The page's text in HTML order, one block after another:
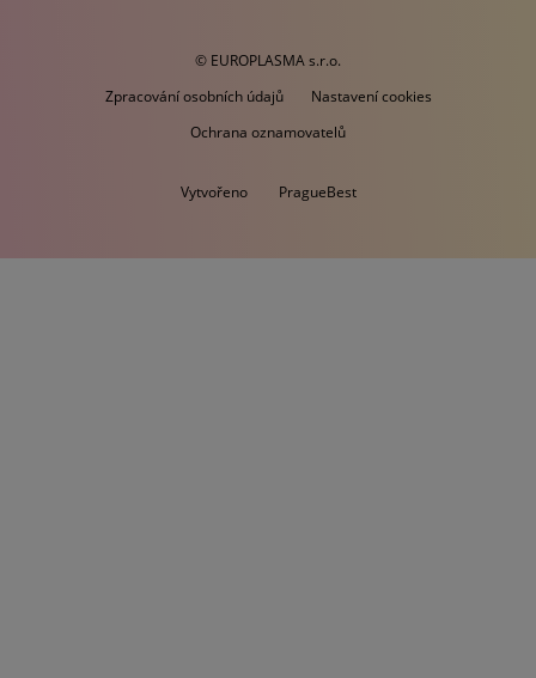
© EUROPLASMA s.r.o.
Zpracování osobních údajů
Nastavení cookies
Ochrana oznamovatelů
Vytvořeno PragueBest